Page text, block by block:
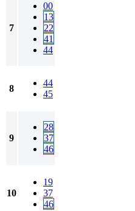
7
00
13
22
41
44
8
44
45
9
28
37
46
10
19
37
46